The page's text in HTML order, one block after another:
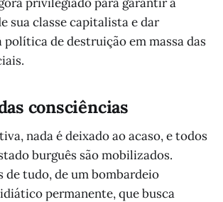
sua classe capitalista e dar
de destruição em massa das
consciências
nada é deixado ao acaso, e todos
burguês são mobilizados.
de tudo, de um bombardeio
permanente, que busca